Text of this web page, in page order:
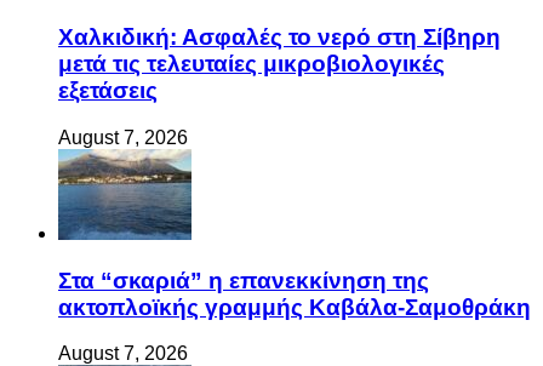
Χαλκιδική: Ασφαλές το νερό στη Σίβηρη
μετά τις τελευταίες μικροβιολογικές
εξετάσεις
August 7, 2026
Στα “σκαριά” η επανεκκίνηση της
ακτοπλοϊκής γραμμής Καβάλα-Σαμοθράκη
August 7, 2026